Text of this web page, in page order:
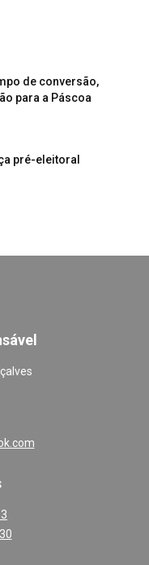
de conversão,
para a Páscoa
pré-eleitoral